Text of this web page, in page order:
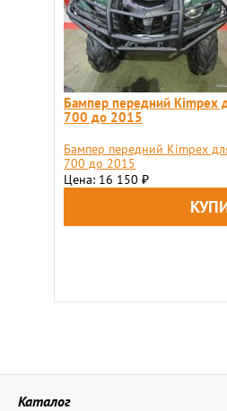
Бампер передний Kimpex
700 до 2015
Бампер передний Kimpex
700 до 2015
Цена: 16 150 ₽
Каталог